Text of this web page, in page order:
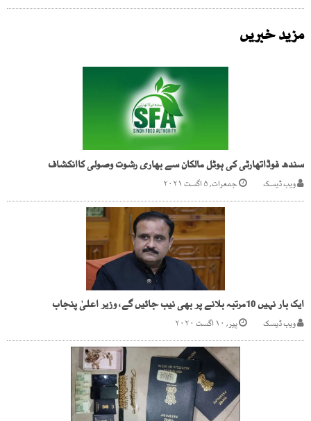
مزید خبریں
سندھ فوڈاتھارٹی کی ہوٹل مالکان سے بھاری رشوت وصولی کاانکشاف
ویب ڈیسک جمعرات, ۵ اگست ۲۰۲۱
ایک بار نہیں 10مرتبہ بلانے پر بھی نیب جائیں گے، وزیر اعلیٰ پنجاب
ویب ڈیسک پیر, ۱۰ اگست ۲۰۲۰